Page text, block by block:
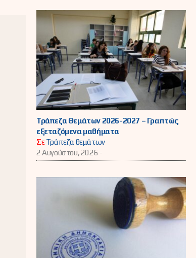
Τράπεζα Θεμάτων 2026-2027 – Γραπτώς
εξεταζόμενα μαθήματα
ΣεΤράπεζα θεμάτων
2 Αυγούστου, 2026 -